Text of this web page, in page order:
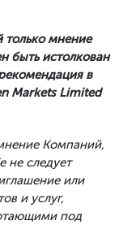
только мнение
быть истолкован
в
Markets Limited
Компаний,
не следует
или
и услуг,
под